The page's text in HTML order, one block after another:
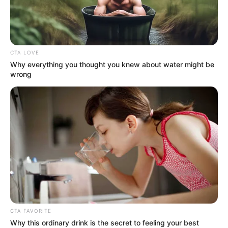
A lövöldözés helyszínén őrizetbe vettek egy
gyanúsítottat.
CTA LOVE
Why everything you thought you knew about water might be
wrong
CTA FAVORITE
Why this ordinary drink is the secret to feeling your best